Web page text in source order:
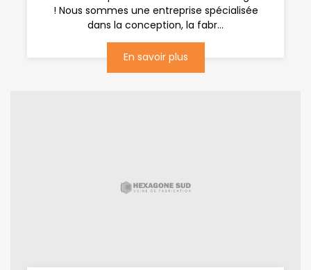
! Nous sommes une entreprise spécialisée
dans la conception, la fabr...
En savoir plus